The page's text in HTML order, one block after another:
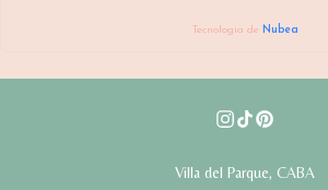
Tecnología de Nubea
Villa del Parque, CABA